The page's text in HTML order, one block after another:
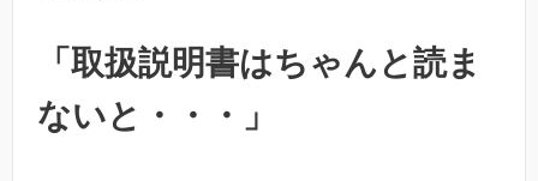
「取扱説明書はちゃんと読ま
ないと・・・」